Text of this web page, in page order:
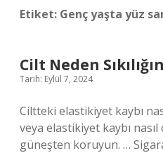
Etiket: Genç yaşta yüz
Cilt Neden
Tarih: Eylül 7, 2024
Ciltteki elastikiyet kaybı
veya elastikiyet kaybı
güneşten koruyun. …